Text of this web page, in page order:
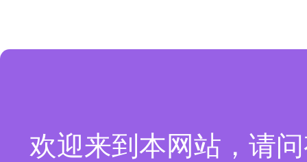
欢迎来到本网站，请